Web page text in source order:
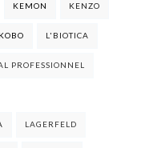
KEMON KENZO
KOBO L'BIOTICA
PROFESSIONNEL
LAGERFELD